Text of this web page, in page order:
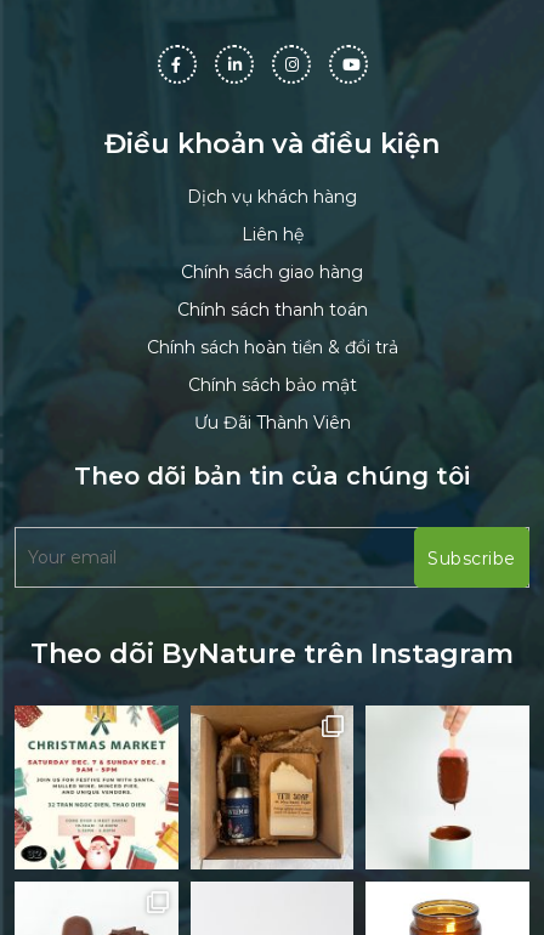
Điều khoản và điều kiện
Dịch vụ khách hàng
Liên hệ
Chính sách giao hàng
Chính sách thanh toán
Chính sách hoàn tiền & đổi trả
Chính sách bảo mật
Ưu Đãi Thành Viên
Theo dõi bản tin của chúng tôi
Theo dõi ByNature trên Instagram